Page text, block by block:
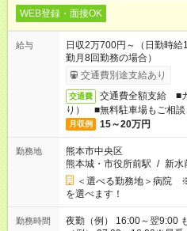
WEB登録・面接OK
給与
日収2万700円～（日勤時
勤月8回勤務の場合）
交通費別途支給あり
交通費
交通費全額支給 ■
り） ■無料駐車場もご相談
月収例 15～20万円
勤務地
熊本市中央区
熊本城・市役所前駅 / 新水
＜選べる勤務地＞病院
を選べます！
勤務時間
夜勤（例） 16:00～翌9:00